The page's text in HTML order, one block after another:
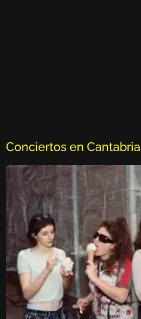
Conciertos en Cantabria